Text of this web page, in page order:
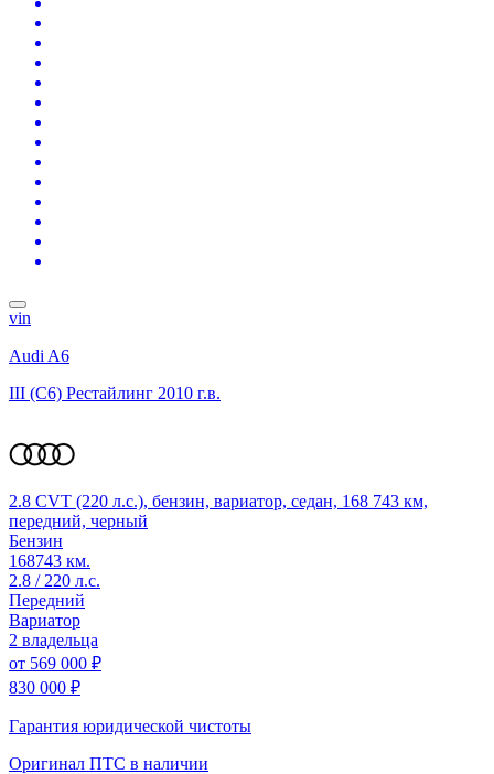
vin
Audi A6
III (C6) Рестайлинг 2010 г.в.
2.8 CVT (220 л.с.), бензин, вариатор, седан, 168 743 км,
передний, черный
Бензин
168743 км.
2.8 / 220 л.с.
Передний
Вариатор
2 владельца
от 569 000 ₽
830 000 ₽
Гарантия юридической чистоты
Оригинал ПТС в наличии